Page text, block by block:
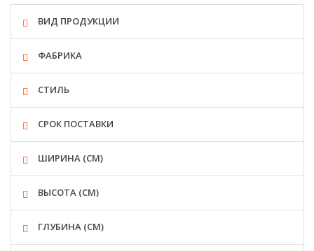
ВИД ПРОДУКЦИИ
ФАБРИКА
СТИЛЬ
СРОК ПОСТАВКИ
ШИРИНА (СМ)
ВЫСОТА (СМ)
ГЛУБИНА (СМ)